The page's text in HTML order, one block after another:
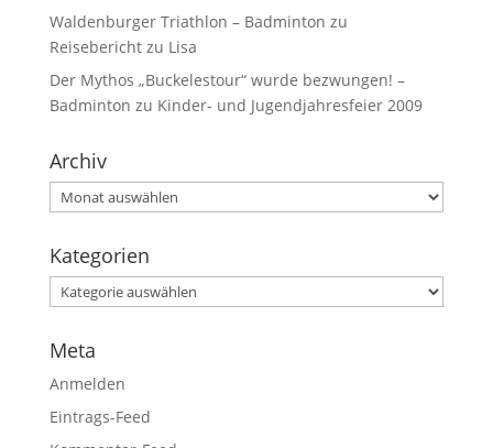
Waldenburger Triathlon – Badminton zu
Reisebericht zu Lisa
Der Mythos „Buckelestour“ wurde bezwungen! –
Badminton zu Kinder- und Jugendjahresfeier 2009
Archiv
Kategorien
Meta
Anmelden
Eintrags-Feed